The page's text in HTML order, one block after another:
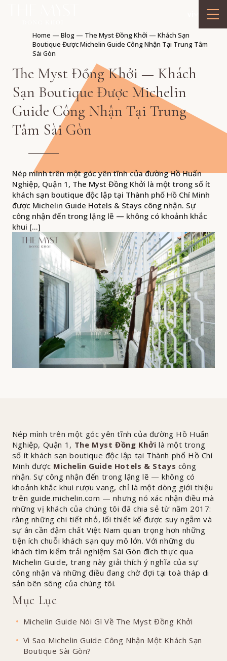
Home — Blog— The Myst Đồng Khởi — Khách Sạn
Boutique Được Michelin Guide Công Nhận Tại Trung Tâm
Sài Gòn
The Myst Đồng Khởi — Khách
Sạn Boutique Được Michelin
Guide Công Nhận Tại Trung
Tâm Sài Gòn
Nép mình trên một góc yên tĩnh của đường Hồ Huấn
Nghiệp, Quận 1, The Myst Đồng Khởi là một trong số ít
khách sạn boutique độc lập tại Thành phố Hồ Chí Minh
được Michelin Guide Hotels & Stays công nhận. Sự
công nhận đến trong lặng lẽ — không có khoảnh khắc
khui […]
Nép mình trên một góc yên tĩnh của đường Hồ Huấn
Nghiệp, Quận 1, The Myst Đồng Khởi là một trong
số ít khách sạn boutique độc lập tại Thành phố Hồ Chí
Minh được Michelin Guide Hotels & Stays công
nhận. Sự công nhận đến trong lặng lẽ — không có
khoảnh khắc khui rượu vang, chỉ là một dòng giới thiệu
trên guide.michelin.com — nhưng nó xác nhận điều mà
những vị khách của chúng tôi đã chia sẻ từ năm 2017:
rằng những chi tiết nhỏ, lối thiết kế được suy ngẫm và
sự ân cần đậm chất Việt Nam quan trọng hơn những
tiện ích chuỗi khách sạn quy mô lớn. Với những du
khách tìm kiếm trải nghiệm Sài Gòn đích thực qua
Michelin Guide, trang này giải thích ý nghĩa của sự
công nhận và những điều đang chờ đợi tại toà tháp di
sản bên sông của chúng tôi.
Mục Lục
Michelin Guide Nói Gì Về The Myst Đồng Khởi
Vì Sao Michelin Guide Công Nhận Một Khách Sạn
Boutique Sài Gòn?